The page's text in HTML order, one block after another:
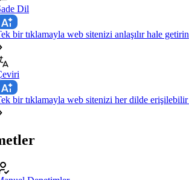
Dil
bir tıklamayla web sitenizi anlaşılır hale getirin
bir tıklamayla web sitenizi her dilde